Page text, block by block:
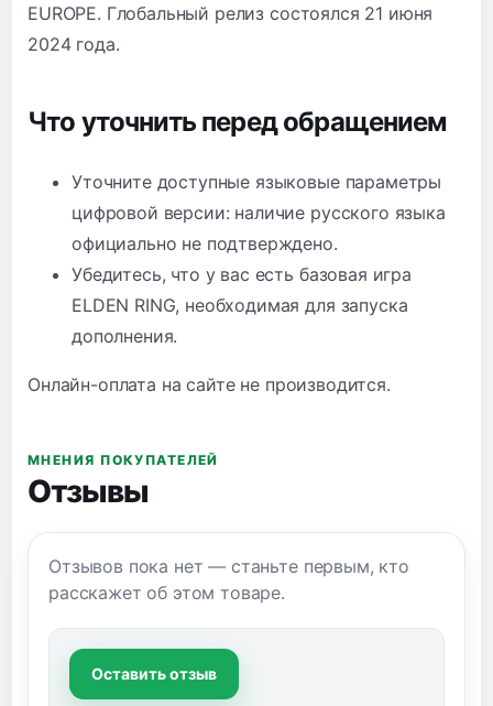
EUROPE. Глобальный релиз состоялся 21 июня
2024 года.
Что уточнить перед обращением
Уточните доступные языковые параметры
цифровой версии: наличие русского языка
официально не подтверждено.
Убедитесь, что у вас есть базовая игра
ELDEN RING, необходимая для запуска
дополнения.
Онлайн-оплата на сайте не производится.
МНЕНИЯ ПОКУПАТЕЛЕЙ
Отзывы
Отзывов пока нет — станьте первым, кто
расскажет об этом товаре.
Оставить отзыв